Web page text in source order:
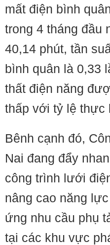
mất điện bình
trong 4 tháng đầu
40,14 phút, tần
bình quân là 0,33
thất điện năng
thấp với tỷ lệ thực
Bênh cạnh đó,
Nai đang đẩy
công trình lưới
nâng cao năng
ứng nhu cầu phụ
tại các khu vực